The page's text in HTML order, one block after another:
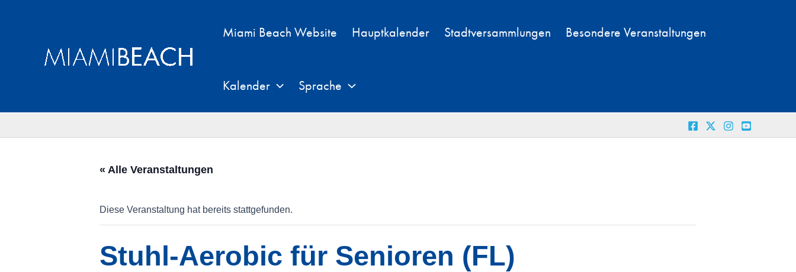
Miami Beach Website Hauptkalender Stadtversammlungen Besondere Veranstaltungen
Kalender Sprache
« Alle Veranstaltungen
Diese Veranstaltung hat bereits stattgefunden.
Stuhl-Aerobic für Senioren (FL)